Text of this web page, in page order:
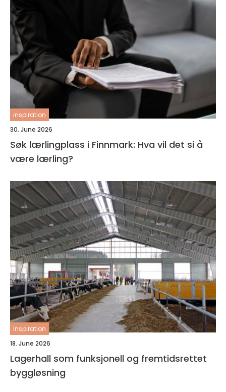
inspiration
30. June 2026
Søk lærlingplass i Finnmark: Hva vil det si å
være lærling?
inspiration
18. June 2026
Lagerhall som funksjonell og fremtidsrettet
byggløsning